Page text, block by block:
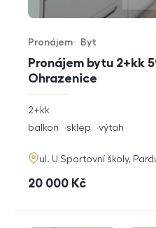
Pronájem bytu 2+kk
Ohrazenice
Typ nabídky
Pronájem
Typ nemovitosti
Byt
rozměry
dispozice
2+kk
funkce
balkon sklep výtah
adresa
ul. U Sportovní školy,
cena
20 000 Kč